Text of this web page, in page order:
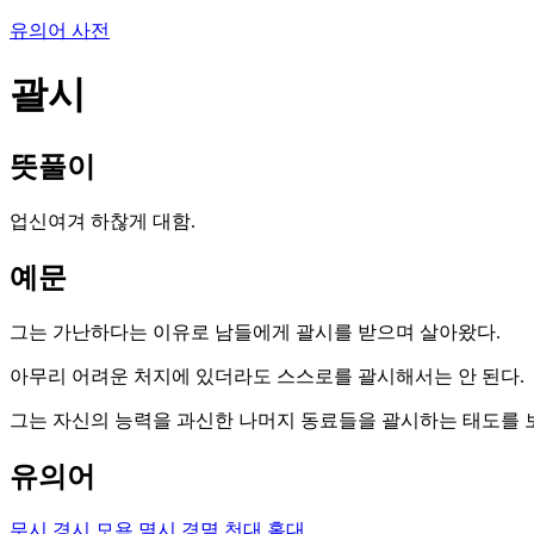
유의어 사전
괄시
뜻풀이
업신여겨 하찮게 대함.
예문
그는 가난하다는 이유로 남들에게 괄시를 받으며 살아왔다.
아무리 어려운 처지에 있더라도 스스로를 괄시해서는 안 된다.
그는 자신의 능력을 과신한 나머지 동료들을 괄시하는 태도를
유의어